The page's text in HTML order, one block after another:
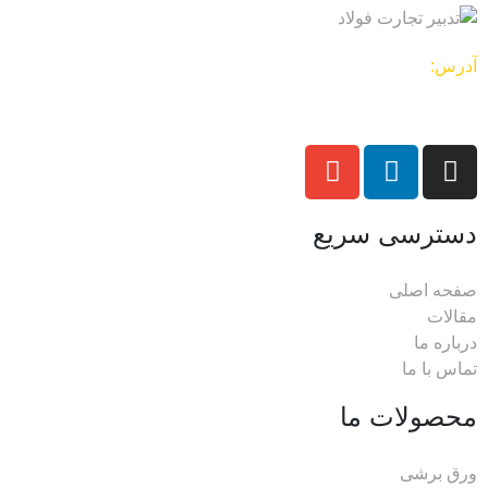
آدرس:
دسترسی سریع
صفحه اصلی
مقالات
درباره ما
تماس با ما
محصولات ما
ورق برشی